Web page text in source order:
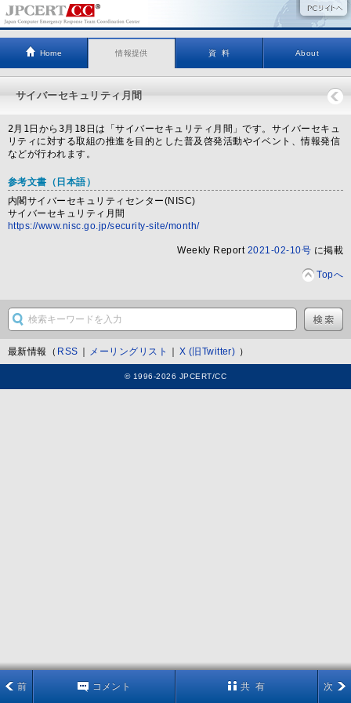
Home 情報提供 資 料 About
サイバーセキュリティ月間
2月1日から3月18日は「サイバーセキュリティ月間」です。サイバーセキュ
リティに対する取組の推進を目的とした普及啓発活動やイベント、情報発信
などが行われます。
参考文書 （日本語）
内閣サイバーセキュリティセンター(NISC)
サイバーセキュリティ月間
https://www.nisc.go.jp/security-site/month/
Weekly Report 2021-02-10号 に掲載
Topへ
最新情報（ RSS メーリングリスト X (旧Twitter) ）
© 1996-2026 JPCERT/CC
前 コメント 共 有 次